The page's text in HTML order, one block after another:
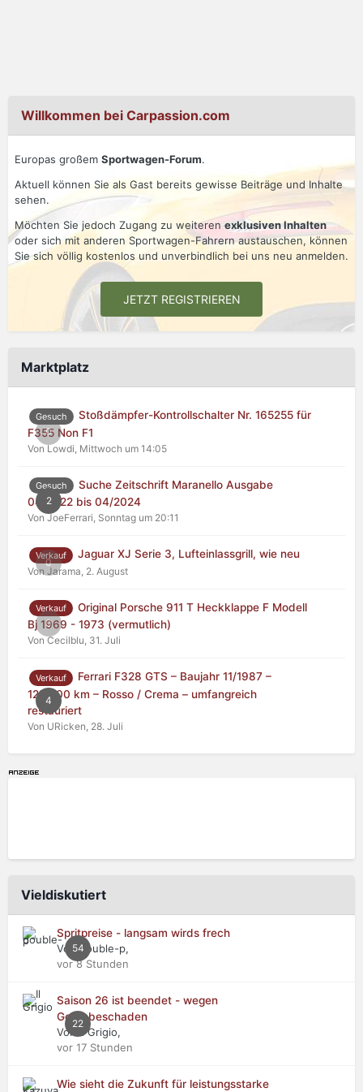
Willkommen bei Carpassion.com
Europas großem Sportwagen-Forum.
Aktuell können Sie als Gast bereits gewisse Beiträge und Inhalte
sehen.
Möchten Sie jedoch Zugang zu weiterenexklusiven Inhalten
oder sich mit anderen Sportwagen-Fahrern austauschen, können
Sie sich völlig kostenlos und unverbindlich bei uns neu anmelden.
JETZT REGISTRIEREN
Marktplatz
0
Gesuch
Stoßdämpfer-Kontrollschalter Nr. 165255 für
F355 Non F1
Von Lowdi, Mittwoch um 14:05
2
Gesuch
Suche Zeitschrift Maranello Ausgabe
04/2022 bis 04/2024
Von JoeFerrari, Sonntag um 20:11
0
Verkauf Jaguar XJ Serie 3, Lufteinlassgrill, wie neu
Von Jarama, 2. August
0
Verkauf
Original Porsche 911 T Heckklappe F Modell
Bj 1969 - 1973 (vermutlich)
Von Cecilblu, 31. Juli
4
Verkauf
Ferrari F328 GTS – Baujahr 11/1987 –
125.000 km – Rosso / Crema – umfangreich
restauriert
Von URicken, 28. Juli
Vieldiskutiert
54
Spritpreise - langsam wirds frech
Von double-p,
vor 8 Stunden
22
Saison 26 ist beendet - wegen
Getriebeschaden
Von Il Grigio,
vor 17 Stunden
Wie sieht die Zukunft für leistungsstarke